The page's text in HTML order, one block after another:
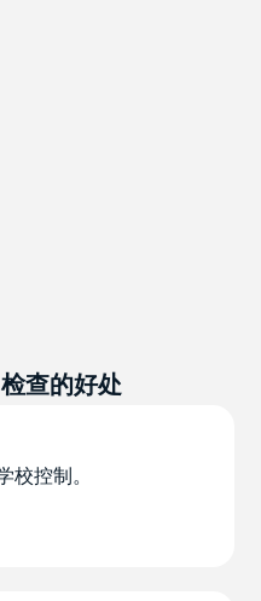
查的好处
控制。